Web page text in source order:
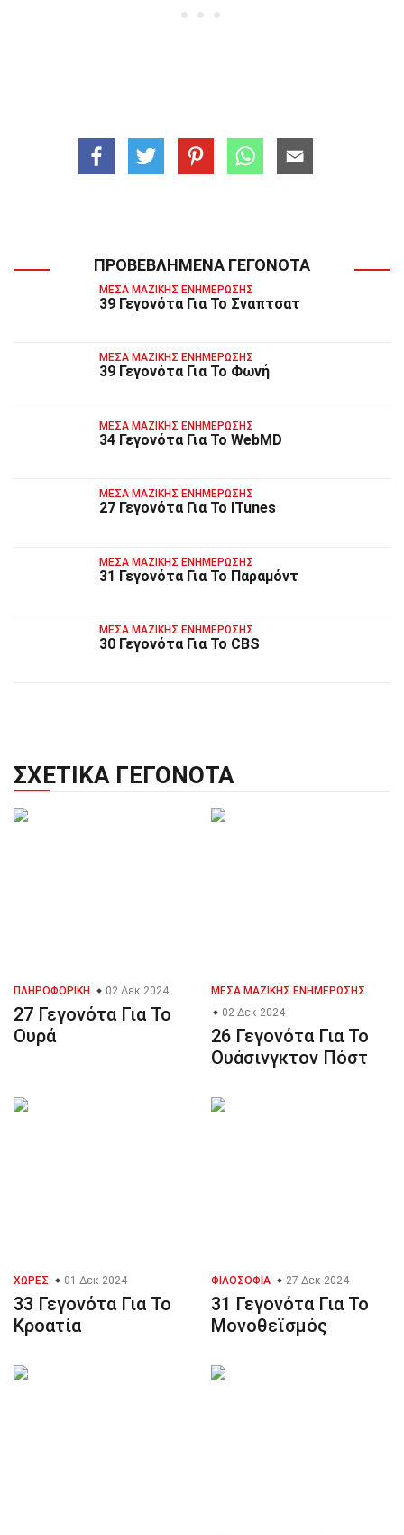
ΠΡΟΒΕΒΛΗΜΈΝΑ ΓΕΓΟΝΌΤΑ
ΜΈΣΑ ΜΑΖΙΚΉΣ ΕΝΗΜΈΡΩΣΗΣ
39 Γεγονότα Για Το Σναπτσατ
ΜΈΣΑ ΜΑΖΙΚΉΣ ΕΝΗΜΈΡΩΣΗΣ
39 Γεγονότα Για Το Φωνή
ΜΈΣΑ ΜΑΖΙΚΉΣ ΕΝΗΜΈΡΩΣΗΣ
34 Γεγονότα Για Το WebMD
ΜΈΣΑ ΜΑΖΙΚΉΣ ΕΝΗΜΈΡΩΣΗΣ
27 Γεγονότα Για Το ITunes
ΜΈΣΑ ΜΑΖΙΚΉΣ ΕΝΗΜΈΡΩΣΗΣ
31 Γεγονότα Για Το Παραμόντ
ΜΈΣΑ ΜΑΖΙΚΉΣ ΕΝΗΜΈΡΩΣΗΣ
30 Γεγονότα Για Το CBS
ΣΧΕΤΙΚΆ ΓΕΓΟΝΌΤΑ
ΠΛΗΡΟΦΟΡΙΚΉ 02 Δεκ 2024
27 Γεγονότα Για Το
Ουρά
ΜΈΣΑ ΜΑΖΙΚΉΣ ΕΝΗΜΈΡΩΣΗΣ
02 Δεκ 2024
26 Γεγονότα Για Το
Ουάσινγκτον Πόστ
ΧΏΡΕΣ 01 Δεκ 2024
33 Γεγονότα Για Το
Κροατία
ΦΙΛΟΣΟΦΊΑ 27 Δεκ 2024
31 Γεγονότα Για Το
Μονοθεϊσμός